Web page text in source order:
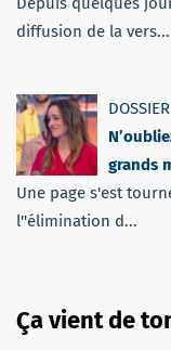
diffusion de la vers...
grands
Une page s'est
l''élimination d...
Ça vient de